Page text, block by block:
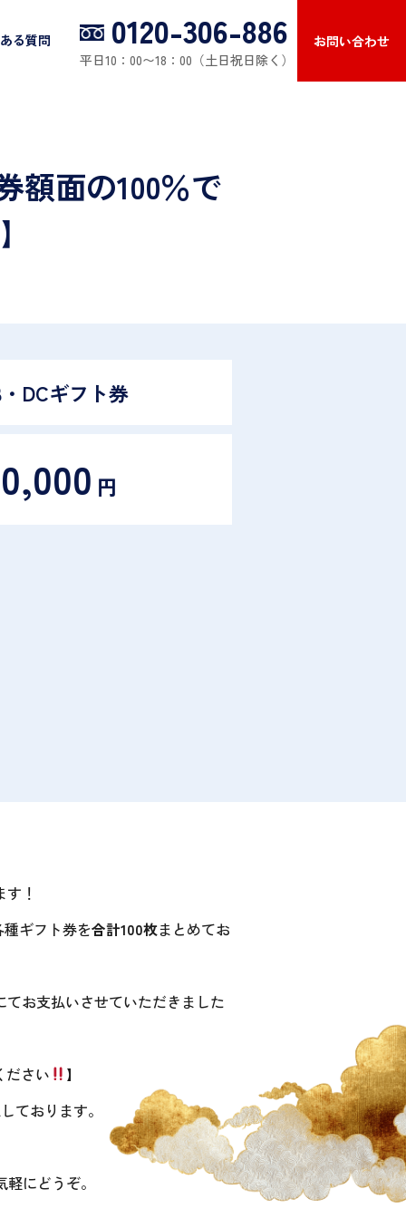
る質問 0120-306-886
平日10：00〜18：00（土日祝日除く）
お問い合わせ
額面の100％で
】
DCギフト券
円
！
ギフト券を合計100枚まとめてお
お支払いさせていただきました
ださい
】
ております。
にどうぞ。